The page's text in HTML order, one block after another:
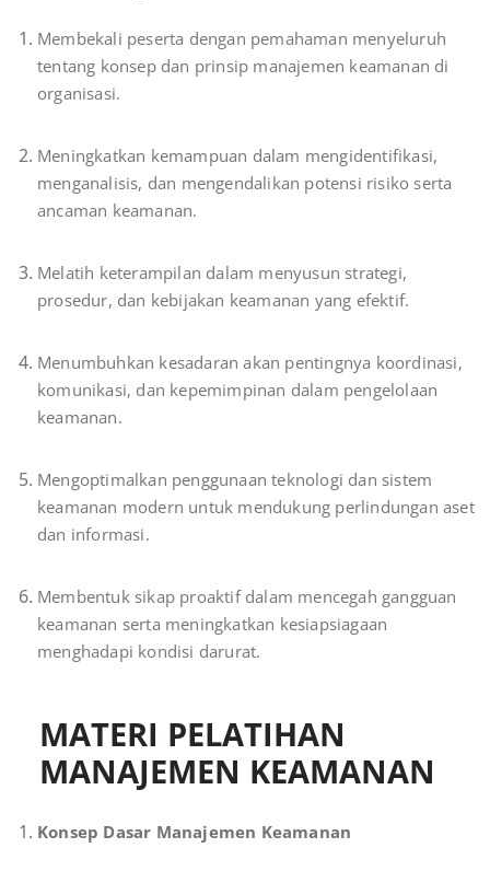
Membekali peserta dengan pemahaman menyeluruh
tentang konsep dan prinsip manajemen keamanan di
organisasi.
Meningkatkan kemampuan dalam mengidentifikasi,
menganalisis, dan mengendalikan potensi risiko serta
ancaman keamanan.
Melatih keterampilan dalam menyusun strategi,
prosedur, dan kebijakan keamanan yang efektif.
Menumbuhkan kesadaran akan pentingnya koordinasi,
komunikasi, dan kepemimpinan dalam pengelolaan
keamanan.
Mengoptimalkan penggunaan teknologi dan sistem
keamanan modern untuk mendukung perlindungan aset
dan informasi.
Membentuk sikap proaktif dalam mencegah gangguan
keamanan serta meningkatkan kesiapsiagaan
menghadapi kondisi darurat.
MATERI PELATIHAN
MANAJEMEN KEAMANAN
Konsep Dasar Manajemen Keamanan